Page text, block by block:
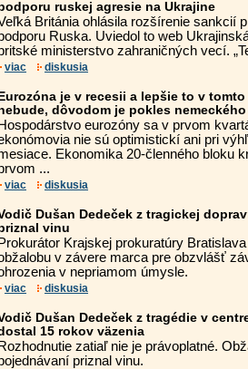
ruskej agresie na Ukrajine
Británia ohlásila rozšírenie sankcií
Ruska. Uviedol to web
britské ministerstvo zahraničných vecí.
viac diskusia
Eurozóna je v recesii a lepšie to v
dôvodom je pokles
Hospodárstvo eurozóny sa v prvom
nie sú optimistickí ani pri
Ekonomika 20-členného bloku
...
viac diskusia
Dušan Dedeček z tragickej
vinu
Prokurátor Krajskej prokuratúry
v závere marca pre obzvlášť
v nepriamom úmysle.
viac diskusia
Dušan Dedeček z tragédie v
15 rokov väzenia
Rozhodnutie zatiaľ nie je právoplatné.
priznal vinu.